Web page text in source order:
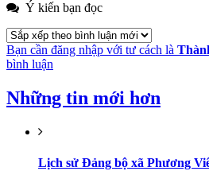
Ý kiến bạn đọc
Bạn cần đăng nhập với tư cách là
bình luận
Những tin mới hơn
Lịch sử Đảng bộ xã Phương